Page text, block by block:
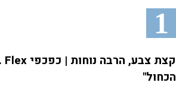
1
הכחול"